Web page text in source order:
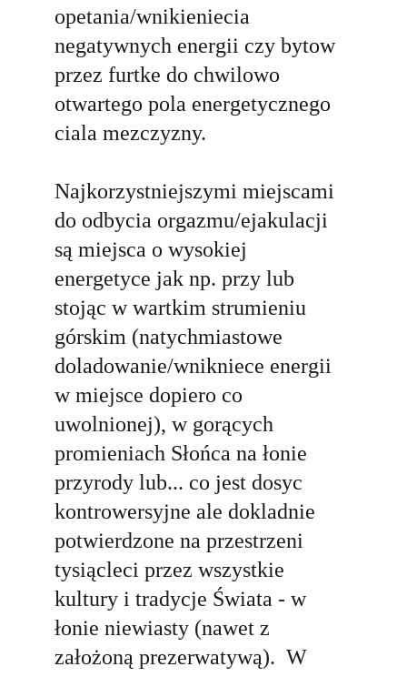
opetania/wnikieniecia
negatywnych energii czy bytow
przez furtke do chwilowo
otwartego pola energetycznego
ciala mezczyzny.
Najkorzystniejszymi miejscami
do odbycia orgazmu/ejakulacji
są miejsca o wysokiej
energetyce jak np. przy lub
stojąc w wartkim strumieniu
górskim (natychmiastowe
doladowanie/wnikniece energii
w miejsce dopiero co
uwolnionej), w gorących
promieniach Słońca na łonie
przyrody lub... co jest dosyc
kontrowersyjne ale dokladnie
potwierdzone na przestrzeni
tysiącleci przez wszystkie
kultury i tradycje Świata - w
łonie niewiasty (nawet z
założoną prezerwatywą).  W